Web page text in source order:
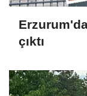
çıktı